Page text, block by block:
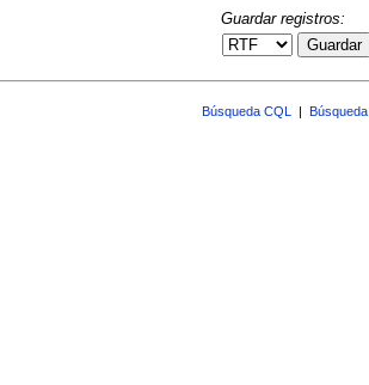
Guardar registros:
Guardar
Búsqueda CQL